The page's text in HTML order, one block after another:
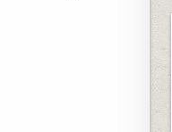
SEMARANG – KARIMUNJAWA –